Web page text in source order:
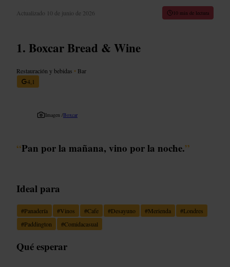
Actualizado 10 de junio de 2026 10 min de lectura
Boxcar Bread & Wine
Restauración y bebidas • Bar
4,1
Imagen /Boxcar
“Pan por la mañana, vino por la noche.”
Ideal para
#Panadería #Vinos #Cafe #Desayuno #Merienda #Londres
#Paddington #Comidacasual
Qué esperar